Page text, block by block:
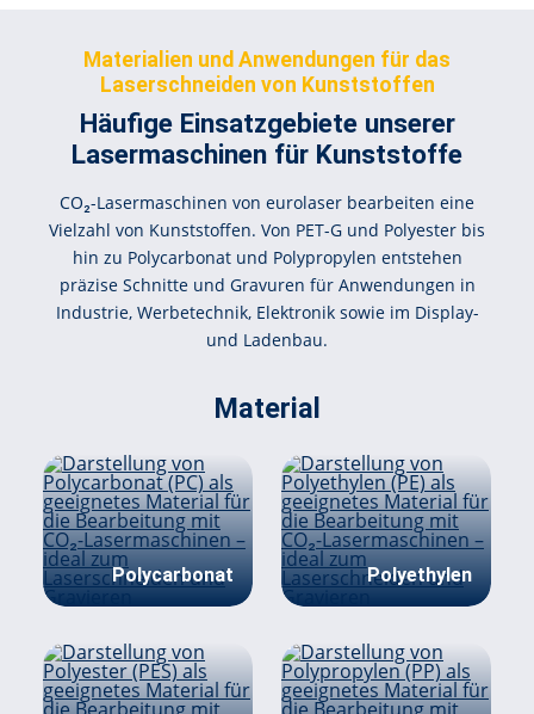
Materialien und Anwendungen für das
Laserschneiden von Kunststoffen
Häufige Einsatzgebiete unserer
Lasermaschinen für Kunststoffe
CO₂-Lasermaschinen von eurolaser bearbeiten eine
Vielzahl von Kunststoffen. Von PET-G und Polyester bis
hin zu Polycarbonat und Polypropylen entstehen
präzise Schnitte und Gravuren für Anwendungen in
Industrie, Werbetechnik, Elektronik sowie im Display-
und Ladenbau.
Material
Polycarbonat Polyethylen